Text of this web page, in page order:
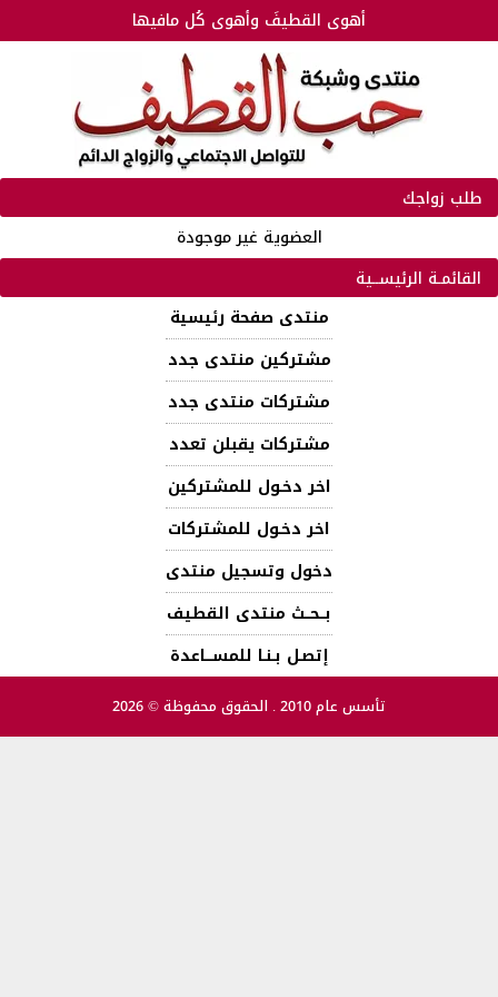
أهوى القطيفَ وأهوى كُل مافيها
طلب زواجك
العضوية غير موجودة
القائمـة الرئيســية
منتدى صفحة رئيسية
مشتركين منتدى جدد
مشتركات منتدى جدد
مشتركات يقبلن تعدد
اخر دخـول للمشتركين
اخر دخـول للمشتركات
دخول وتسجيل منتدى
بــحــث منتدى القطيف
إتصـل بـنـا للمســـاعدة
تأسس عام 2010 . الحقوق محفوظة © 2026